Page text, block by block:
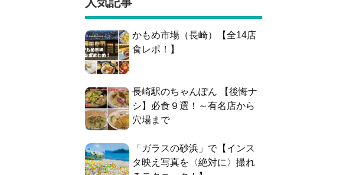
かもめ市場（長崎）【全14店
食レポ！】
長崎駅のちゃんぽん 【後悔ナ
シ】必食９選！～有名店から
穴場まで
「ガラスの砂浜」で【インス
タ映え写真を〈絶対に〉撮れ